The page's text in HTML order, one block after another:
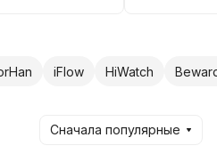
iFlow HiWatch
Сначала популярные